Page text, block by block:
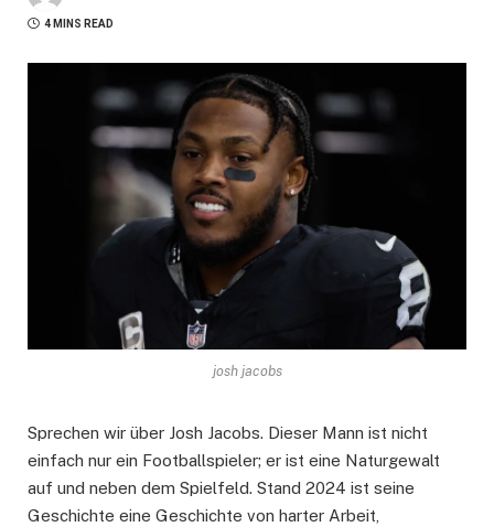
4 MINS READ
josh jacobs
Sprechen wir über Josh Jacobs. Dieser Mann ist nicht
einfach nur ein Footballspieler; er ist eine Naturgewalt
auf und neben dem Spielfeld. Stand 2024 ist seine
Geschichte eine Geschichte von harter Arbeit,